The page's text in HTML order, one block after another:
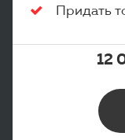
Придать
12